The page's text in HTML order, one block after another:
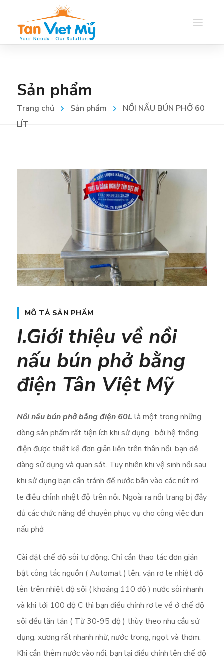
Sản phẩm
Trang chủ Sản phẩm
NỒI NẤU BÚN PHỞ 60
LÍT
MÔ TẢ SẢN PHẨM
I.Giới thiệu về nồi
nấu bún phở bằng
điện Tân Việt Mỹ
Nồi nấu bún phở bằng điện 60Llà một trong những
dòng sản phẩm rất tiện ích khi sử dụng , bởi hệ thống
điện được thiết kế đơn giản liền trên thân nồi, bạn dễ
dàng sử dụng và quan sát. Tuy nhiên khi vệ sinh nồi sau
khi sử dụng bạn cần tránh để nước bắn vào các nút rơ
le điều chỉnh nhiệt độ trên nồi. Ngoài ra nồi trang bị đầy
đủ các chức năng để chuyên phục vụ cho công việc đun
nấu phở
Cài đặt chế độ sôi tự động: Chỉ cần thao tác đơn giản
bật công tắc nguồn ( Automat ) lên, vặn rơ le nhiệt độ
lên trên nhiệt độ sôi ( khoảng 110 độ ) nước sôi nhanh
và khi tới 100 độ C thì bạn điều chỉnh rơ le về ở chế độ
sôi đều lăn tăn ( Từ 30-95 độ ) thùy theo nhu cầu sử
dụng, xương rất nhanh nhừ, nước trong, ngọt và thơm.
Khi cần thêm nước vào nồi, bạn lại điều chỉnh lên chế độ